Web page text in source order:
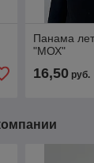
Панама
"МОХ"
16,50руб.